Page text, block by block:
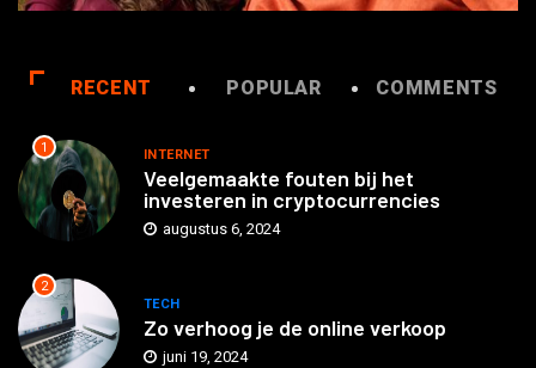
RECENT POPULAR COMMENTS
1 INTERNET
Veelgemaakte fouten bij het
investeren in cryptocurrencies
augustus 6, 2024
2
TECH
Zo verhoog je de online verkoop
juni 19, 2024